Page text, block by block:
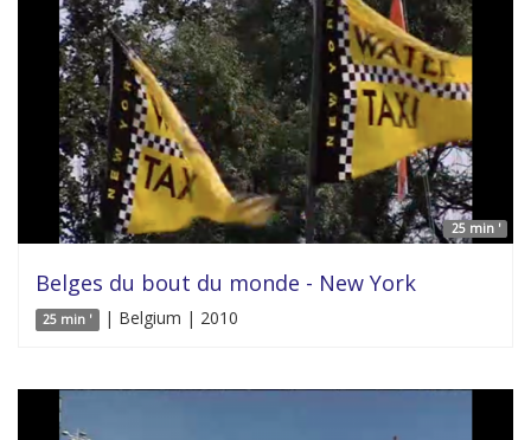
25 min '
Belges du bout du monde - New York
25 min ' | Belgium | 2010